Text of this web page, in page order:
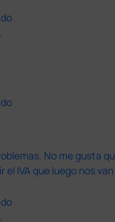
No me gusta
el IVA que luego nos